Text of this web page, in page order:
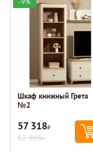
Шкаф книжный Грета
№2
57 318Р
62 866Р